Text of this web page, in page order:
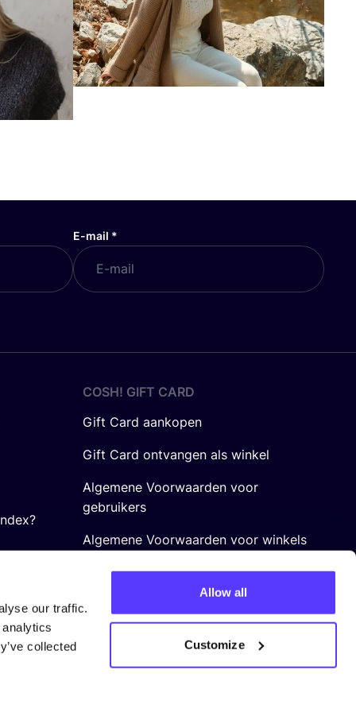
our traffic.
collected
Allow all
Customize
E-mail *
COSH! GIFT CARD
Gift Card aankopen
Gift Card ontvangen als winkel
Algemene Voorwaarden voor
gebruikers
Algemene Voorwaarden voor winkels